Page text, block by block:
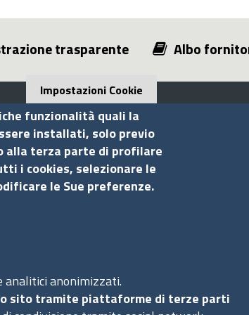
trasparente Albo
Impostazioni Cookie
funzionalità quali la
installati, solo previo
alla terza parte di profilare
i cookies, selezionare le
le Sue preferenze.
analitici anonimizzati.
sito tramite piattaforme di terze parti